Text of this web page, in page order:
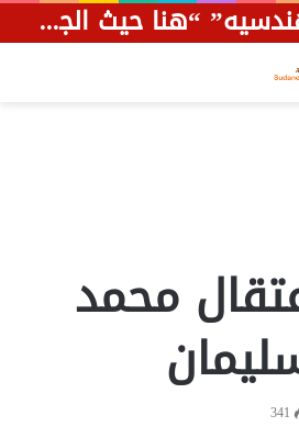
محمد
341